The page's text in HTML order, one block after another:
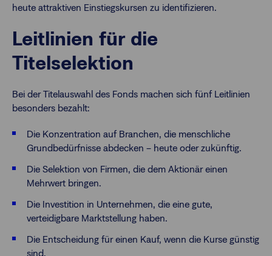
heute attraktiven Einstiegskursen zu identifizieren.
Leitlinien für die
Titelselektion
Bei der Titelauswahl des Fonds machen sich fünf Leitlinien
besonders bezahlt:
Die Konzentration auf Branchen, die menschliche
Grundbedürfnisse abdecken – heute oder zukünftig.
Die Selektion von Firmen, die dem Aktionär einen
Mehrwert bringen.
Die Investition in Unternehmen, die eine gute,
verteidigbare Marktstellung haben.
Die Entscheidung für einen Kauf, wenn die Kurse günstig
sind.